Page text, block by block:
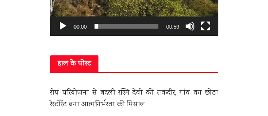
00:00 00:59
हाल के पोस्ट
रीप परियोजना से बदली रश्मि देवी की तकदीर, गांव का छोटा
रेस्टोरेंट बना आत्मनिर्भरता की मिसाल